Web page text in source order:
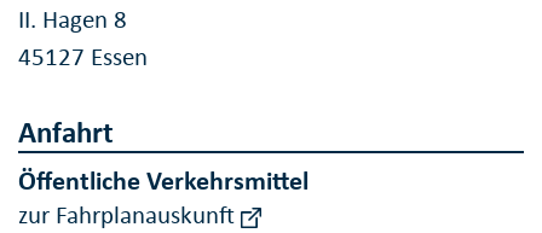
II. Hagen 8
45127 Essen
Anfahrt
Öffentliche Verkehrsmittel
zur Fahrplanauskunft